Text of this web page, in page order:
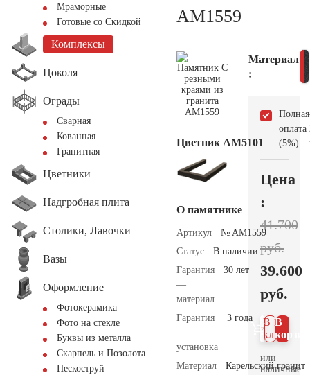
Мраморные
Готовые со Скидкой
Комплексы
Цоколя
Ограды
Сварная
Кованная
Гранитная
Цветники
Надгробная плита
Столики, Лавочки
Вазы
Оформление
Фотокерамика
Фото на стекле
Буквы из металла
Скарпель и Позолота
Пескоструй
AM1559
Цветник АМ5101
О памятнике
Артикул
№ AM1559
Статус
В наличии
Гарантия
—
материал
30 лет
Гарантия
—
установка
3 года
Материал
Карельский гранит
Материал
:
Полная
оплата
(5%)
Цена
:
41.700
руб.
39.600
руб.
В
В 1
клик
или
наличные.